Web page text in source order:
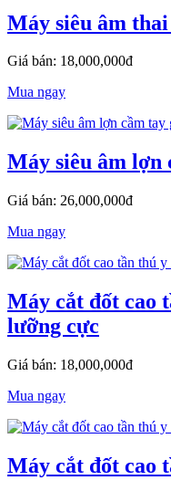
Máy siêu âm
Giá bán: 18,000,000đ
Mua ngay
Máy siêu âm lợn
Giá bán: 26,000,000đ
Mua ngay
Máy cắt đốt cao
lưỡng cực
Giá bán: 18,000,000đ
Mua ngay
Máy cắt đốt cao